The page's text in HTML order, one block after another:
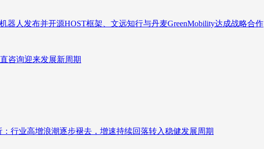
器人发布并开源HOST框架、文远知行与丹麦GreenMobility达成战略合作
咨询迎来发展新周期
行业高增浪潮逐步褪去，增速持续回落转入稳健发展周期